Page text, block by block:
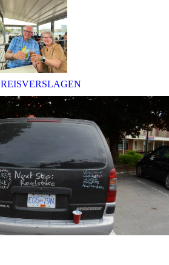
REISVERSLAGEN